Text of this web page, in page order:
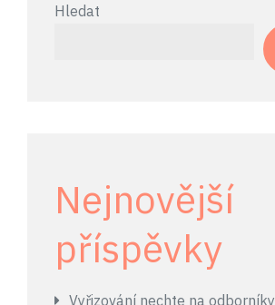
Hledat
Nejnovější
příspěvky
Vyřizování nechte na odborníky